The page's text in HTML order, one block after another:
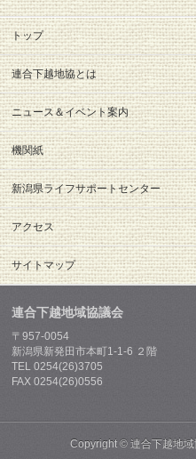
トップ
連合下越地協とは
ニュース＆イベント案内
機関紙
新潟県ライフサポートセンター
アクセス
サイトマップ
連合下越地域協議会
〒957-0054
新潟県新発田市本町1-1-6 ２階
TEL 0254(26)3705
FAX 0254(26)0556
Copyright © 連合下越地